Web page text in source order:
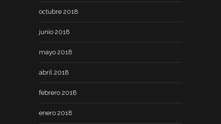
octubre 2018
junio 2018
mayo 2018
abril 2018
febrero 2018
enero 2018